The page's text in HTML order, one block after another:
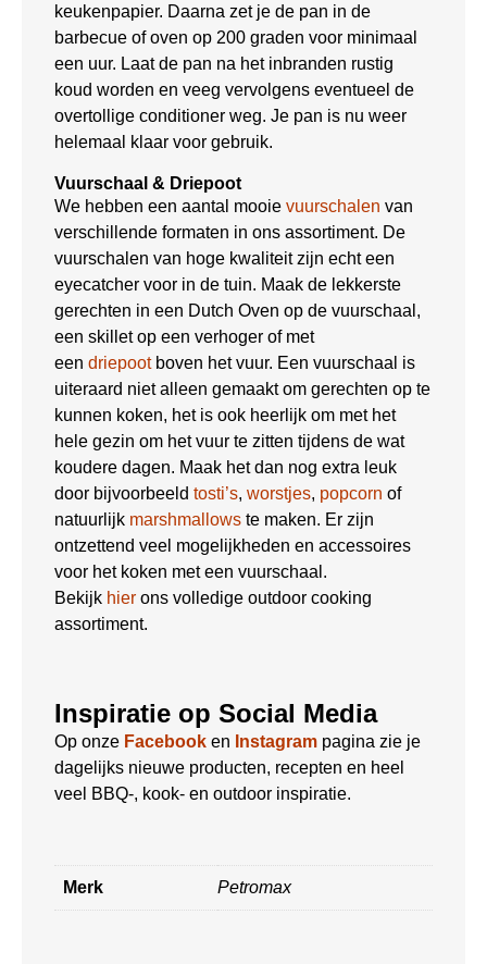
keukenpapier. Daarna zet je de pan in de
barbecue of oven op 200 graden voor minimaal
een uur. Laat de pan na het inbranden rustig
koud worden en veeg vervolgens eventueel de
overtollige conditioner weg. Je pan is nu weer
helemaal klaar voor gebruik.
Vuurschaal & Driepoot
We hebben een aantal mooie vuurschalen van
verschillende formaten in ons assortiment. De
vuurschalen van hoge kwaliteit zijn echt een
eyecatcher voor in de tuin. Maak de lekkerste
gerechten in een Dutch Oven op de vuurschaal,
een skillet op een verhoger of met
een driepootboven het vuur. Een vuurschaal is
uiteraard niet alleen gemaakt om gerechten op te
kunnen koken, het is ook heerlijk om met het
hele gezin om het vuur te zitten tijdens de wat
koudere dagen. Maak het dan nog extra leuk
door bijvoorbeeld tosti’s, worstjes, popcorn of
natuurlijk marshmallows te maken. Er zijn
ontzettend veel mogelijkheden en accessoires
voor het koken met een vuurschaal.
Bekijk hier ons volledige outdoor cooking
assortiment.
Inspiratie op Social Media
Op onze Facebook en Instagram pagina zie je
dagelijks nieuwe producten, recepten en heel
veel BBQ-, kook- en outdoor inspiratie.
Merk Petromax